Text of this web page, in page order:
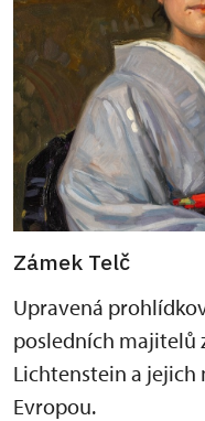
Zámek Telč
Upravená
posledních majitelů
Lichtenstein a
Evropou.